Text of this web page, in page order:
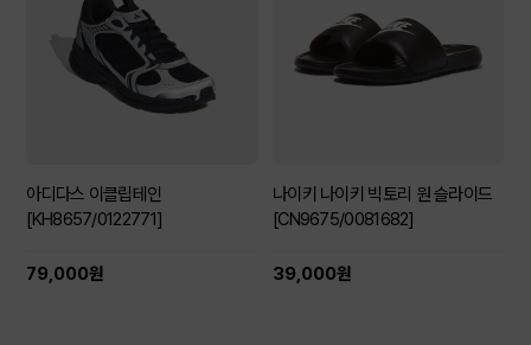
아디다스 이클립테인
[KH8657/0122771]
79,000원
나이키 나이키 빅토리 원 슬라이드
[CN9675/0081682]
39,000원